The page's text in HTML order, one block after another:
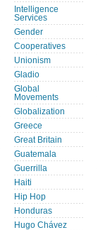
Intelligence
Services
Gender
Cooperatives
Unionism
Gladio
Global
Movements
Globalization
Greece
Great Britain
Guatemala
Guerrilla
Haiti
Hip Hop
Honduras
Hugo Chávez